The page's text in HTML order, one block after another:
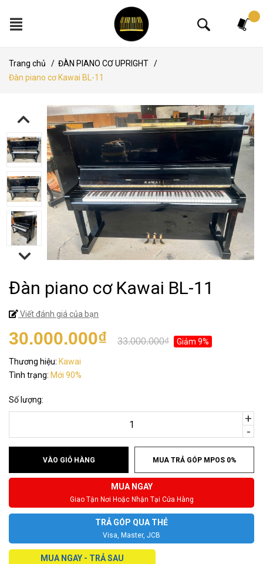
Trang chủ / ĐÀN PIANO CƠ UPRIGHT /
Đàn piano cơ Kawai BL-11
Đàn piano cơ Kawai BL-11
Viết đánh giá của bạn
30.000.000₫ 33.000.000₫ Giảm 9%
Thương hiệu: Kawai
Tình trạng: Mới 90%
Số lượng:
-
+
VÀO GIỎ HÀNG MUA TRẢ GÓP MPOS 0%
MUA NGAY
Giao Tận Nơi Hoặc Nhận Tại Cửa Hàng
TRẢ GÓP QUA THẺ
Visa, Master, JCB
MUA NGAY - TRẢ SAU